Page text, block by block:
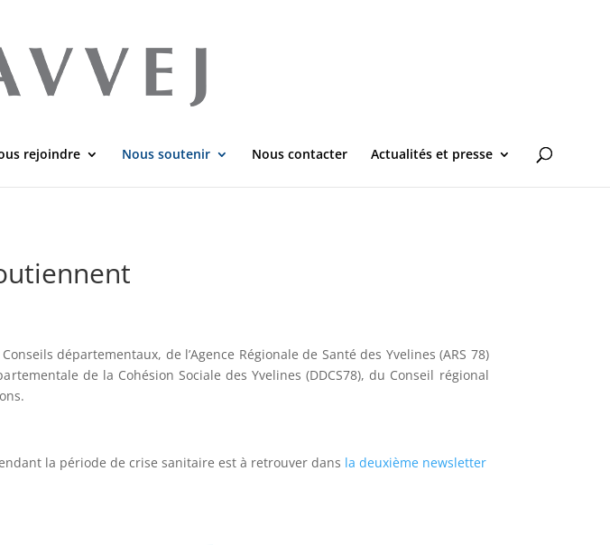
rejoindre Nous soutenir Nous contacter Actualités et presse
départementaux, de l’Agence Régionale de Santé des Yvelines (ARS 78)
de la Cohésion Sociale des Yvelines (DDCS78), du Conseil régional
la période de crise sanitaire est à retrouver dans la deuxième newsletter